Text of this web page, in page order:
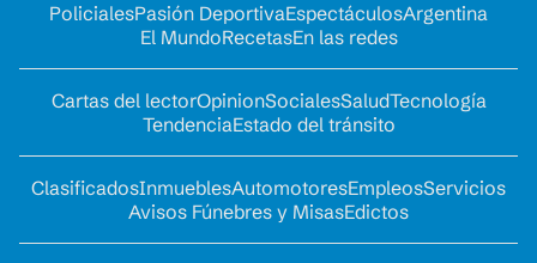
PolicialesPasión DeportivaEspectáculosArgentina
El MundoRecetasEn las redes
Cartas del lectorOpinionSocialesSaludTecnología
TendenciaEstado del tránsito
ClasificadosInmueblesAutomotoresEmpleosServicios
Avisos Fúnebres y MisasEdictos